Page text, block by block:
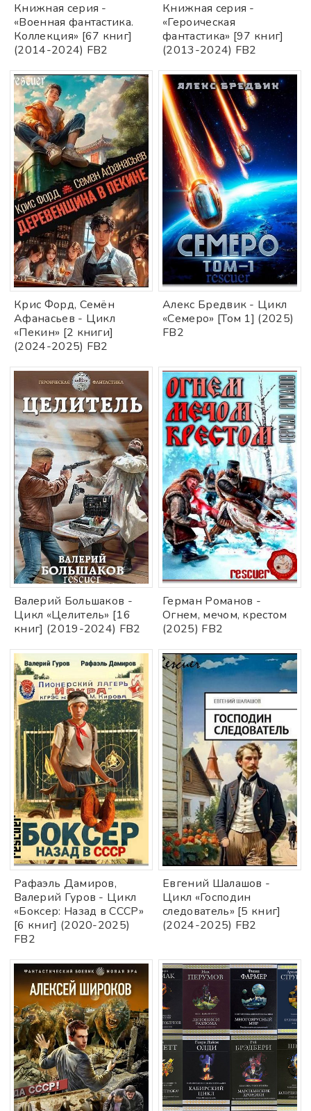
Книжнaя сeрия -
«Военная фантастика.
Коллекция» [67 книг]
(2014-2024) FB2
Книжная сepия -
«Героическая
фантастика» [97 книг]
(2013-2024) FB2
Крис Форд, Семён
Афанасьев - Цикл
«Пекин» [2 книги]
(2024-2025) FB2
Алекс Бредвик - Цикл
«Семеро» [Том 1] (2025)
FB2
Валерий Большаков -
Цикл «Целитель» [16
книг] (2019-2024) FB2
Герман Романов -
Огнем, мечом, крестом
(2025) FB2
Рафаэль Дамиров,
Валерий Гуров - Цикл
«Боксер: Назад в СССР»
[6 книг] (2020-2025)
FB2
Евгений Шалашов -
Цикл «Господин
следователь» [5 книг]
(2024-2025) FB2